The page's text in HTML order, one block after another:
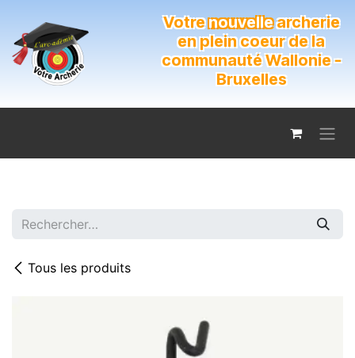
Votrenouvellearcherie
en plein coeur de la
communauté Wallonie -
Bruxelles
Tous les produits